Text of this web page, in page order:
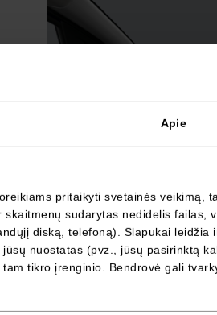
Apie
pritaikyti svetainės veikimą,
sudarytas nedidelis failas,
diską, telefoną). Slapukai leidžia
nuostatas (pvz., jūsų pasirinktą
tikro įrenginio. Bendrovė gali